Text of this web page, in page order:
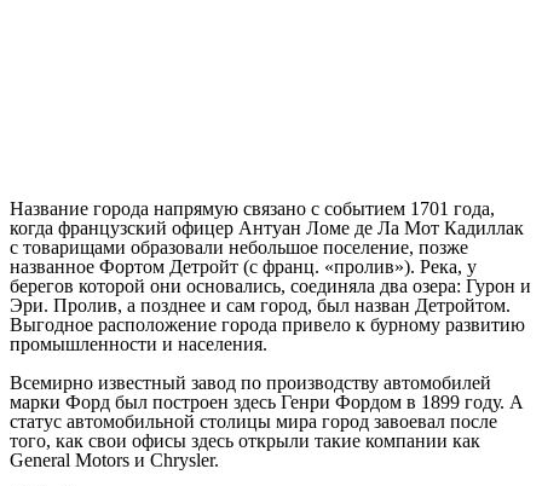
Название города напрямую связано с событием 1701 года,
когда французский офицер Антуан Ломе де Ла Мот Кадиллак
с товарищами образовали небольшое поселение, позже
названное Фортом Детройт (с франц. «пролив»). Река, у
берегов которой они основались, соединяла два озера: Гурон и
Эри. Пролив, а позднее и сам город, был назван Детройтом.
Выгодное расположение города привело к бурному развитию
промышленности и населения.
Всемирно известный завод по производству автомобилей
марки Форд был построен здесь Генри Фордом в 1899 году. А
статус автомобильной столицы мира город завоевал после
того, как свои офисы здесь открыли такие компании как
General Motors и Chrysler.